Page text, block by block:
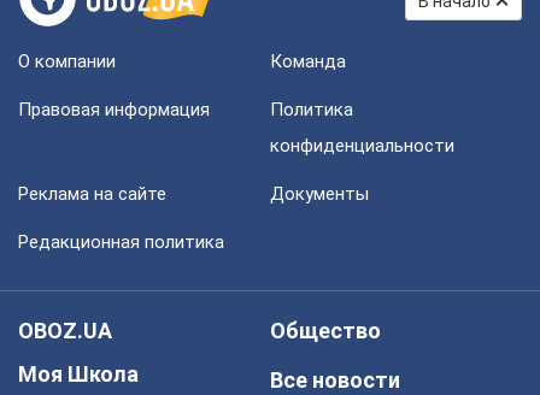
О компании Команда
Правовая информация
Политика
конфиденциальности
Реклама на сайте Документы
Редакционная политика
OBOZ.UA
Моя Школа
Общество
Все новости